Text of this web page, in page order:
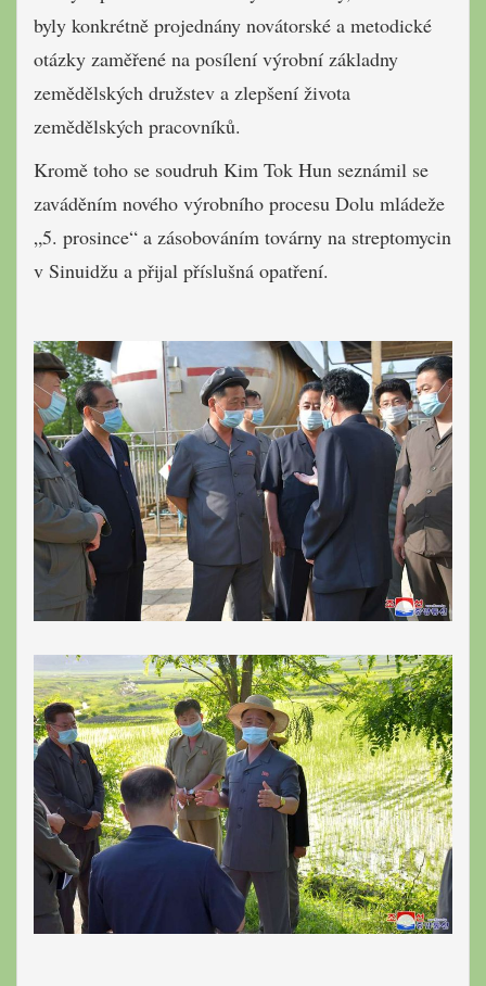
byly konkrétně projednány novátorské a metodické
otázky zaměřené na posílení výrobní základny
zemědělských družstev a zlepšení života
zemědělských pracovníků.
Kromě toho se soudruh Kim Tok Hun seznámil se
zaváděním nového výrobního procesu Dolu mládeže
„5. prosince“ a zásobováním továrny na streptomycin
v Sinuidžu a přijal příslušná opatření.